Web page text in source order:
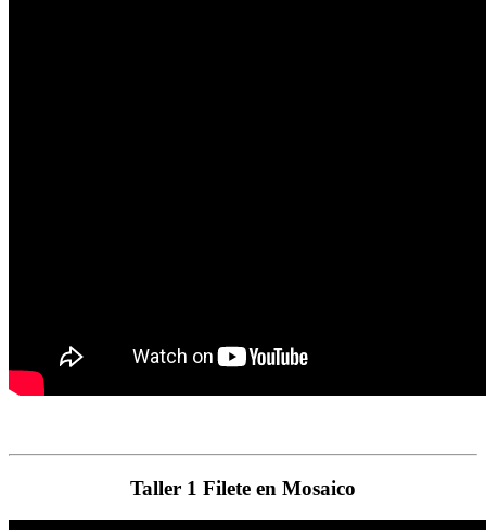
Taller 1 Filete en Mosaico